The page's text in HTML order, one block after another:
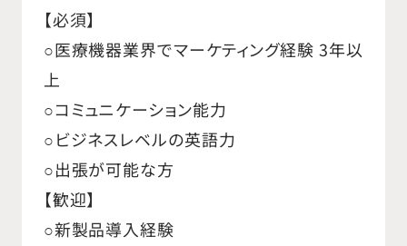
【必須】
○医療機器業界でマーケティング経験 3年以
上
○コミュニケーション能力
○ビジネスレベルの英語力
○出張が可能な方
【歓迎】
○新製品導入経験